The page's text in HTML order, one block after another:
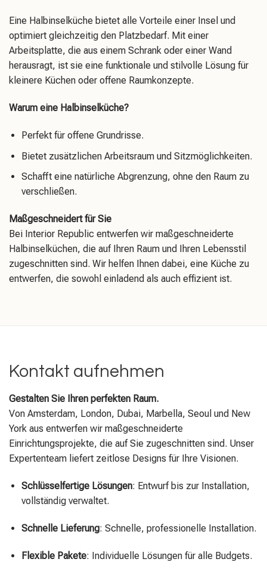
Eine Halbinselküche bietet alle Vorteile einer Insel und
optimiert gleichzeitig den Platzbedarf. Mit einer
Arbeitsplatte, die aus einem Schrank oder einer Wand
herausragt, ist sie eine funktionale und stilvolle Lösung für
kleinere Küchen oder offene Raumkonzepte.
Warum eine Halbinselküche?
Perfekt für offene Grundrisse.
Bietet zusätzlichen Arbeitsraum und Sitzmöglichkeiten.
Schafft eine natürliche Abgrenzung, ohne den Raum zu
verschließen.
Maßgeschneidert für Sie
Bei Interior Republic entwerfen wir maßgeschneiderte
Halbinselküchen, die auf Ihren Raum und Ihren Lebensstil
zugeschnitten sind. Wir helfen Ihnen dabei, eine Küche zu
entwerfen, die sowohl einladend als auch effizient ist.
Kontakt aufnehmen
Gestalten Sie Ihren perfekten Raum.
Von Amsterdam, London, Dubai, Marbella, Seoul und New
York aus entwerfen wir maßgeschneiderte
Einrichtungsprojekte, die auf Sie zugeschnitten sind. Unser
Expertenteam liefert zeitlose Designs für Ihre Visionen.
Schlüsselfertige Lösungen: Entwurf bis zur Installation,
vollständig verwaltet.
Schnelle Lieferung: Schnelle, professionelle Installation.
Flexible Pakete: Individuelle Lösungen für alle Budgets.